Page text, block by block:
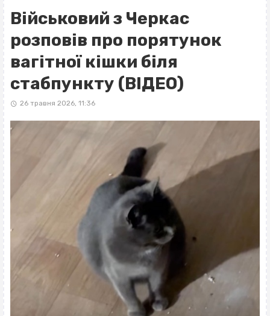
Військовий з Черкас
розповів про порятунок
вагітної кішки біля
стабпункту (ВІДЕО)
26 травня 2026, 11:36